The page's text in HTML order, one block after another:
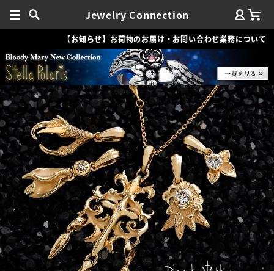
Jewelry Connection
【お知らせ】お荷物のお届け・お問い合わせ業務について